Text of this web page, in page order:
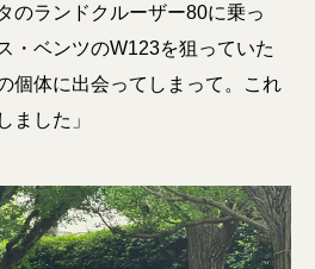
のランドクルーザー80に乗っ
・ベンツのW123を狙っていた
個体に出会ってしまって。これ
ました」